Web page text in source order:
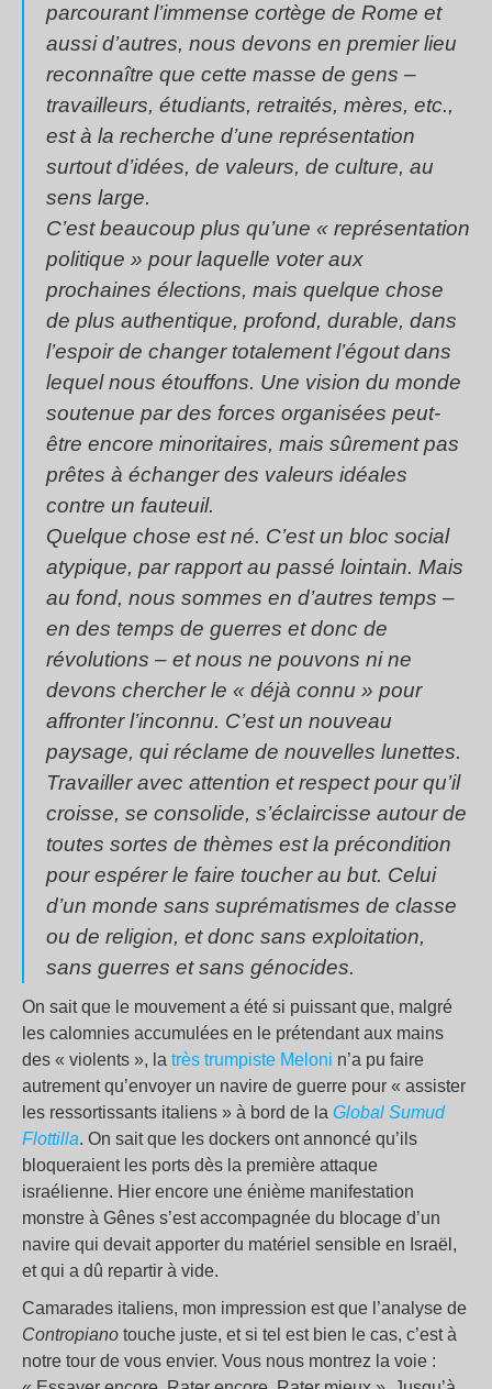
parcourant l’immense cortège de Rome et
aussi d’autres, nous devons en premier lieu
reconnaître que cette masse de gens –
travailleurs, étudiants, retraités, mères, etc.,
est à la recherche d’une représentation
surtout d’idées, de valeurs, de culture, au
sens large.
C’est beaucoup plus qu’une « représentation
politique » pour laquelle voter aux
prochaines élections, mais quelque chose
de plus authentique, profond, durable, dans
l’espoir de changer totalement l’égout dans
lequel nous étouffons. Une vision du monde
soutenue par des forces organisées peut-
être encore minoritaires, mais sûrement pas
prêtes à échanger des valeurs idéales
contre un fauteuil.
Quelque chose est né. C’est un bloc social
atypique, par rapport au passé lointain. Mais
au fond, nous sommes en d’autres temps –
en des temps de guerres et donc de
révolutions – et nous ne pouvons ni ne
devons chercher le « déjà connu » pour
affronter l’inconnu. C’est un nouveau
paysage, qui réclame de nouvelles lunettes.
Travailler avec attention et respect pour qu’il
croisse, se consolide, s’éclaircisse autour de
toutes sortes de thèmes est la précondition
pour espérer le faire toucher au but. Celui
d’un monde sans suprématismes de classe
ou de religion, et donc sans exploitation,
sans guerres et sans génocides.
On sait que le mouvement a été si puissant que, malgré
les calomnies accumulées en le prétendant aux mains
des « violents », la très trumpiste Meloni n’a pu faire
autrement qu’envoyer un navire de guerre pour « assister
les ressortissants italiens » à bord de la Global Sumud
Flottilla. On sait que les dockers ont annoncé qu’ils
bloqueraient les ports dès la première attaque
israélienne. Hier encore une énième manifestation
monstre à Gênes s’est accompagnée du blocage d’un
navire qui devait apporter du matériel sensible en Israël,
et qui a dû repartir à vide.
Camarades italiens, mon impression est que l’analyse de
Contropiano touche juste, et si tel est bien le cas, c’est à
notre tour de vous envier. Vous nous montrez la voie :